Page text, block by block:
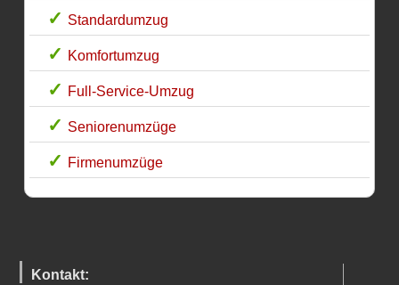
Standardumzug
Komfortumzug
Full-Service-Umzug
Seniorenumzüge
Firmenumzüge
Kontakt: